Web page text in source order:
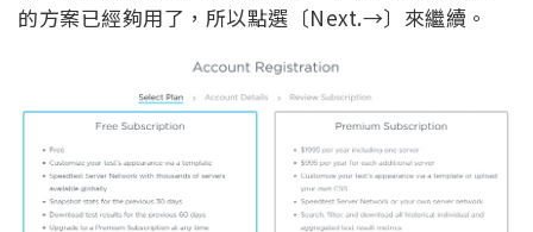
的方案已經夠用了，所以點選〔Next.→〕來繼續。